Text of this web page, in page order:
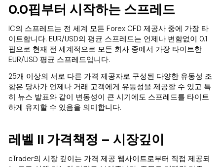
0.0핍부터 시작하는 스프레드
IC의 스프레드는 전 세계 모든 Forex CFD 제공사 중에 가장 타
이트합니다. EUR/USD의 평균 스프레드는 언제나 변함없이 0.1
핍으로 현재 전 세계적으로 모든 회사 중에서 가장 타이트한
EUR/USD 평균 스프레드입니다.
25개 이상의 서로 다른 가격 제공자로 구성된 다양한 유동성 조
합은 당사가 언제나 거래 고객에게 유동성을 제공할 수 있고 특
히 뉴스 발표와 같이 변동성이 큰 시기에도 스프레드를 타이트
하게 유지할 수 있음을 의미합니다.
레벨 II 가격책정 – 시장깊이
cTrader의 시장 깊이는 가격 제공 웹사이트로부터 직접 제공되